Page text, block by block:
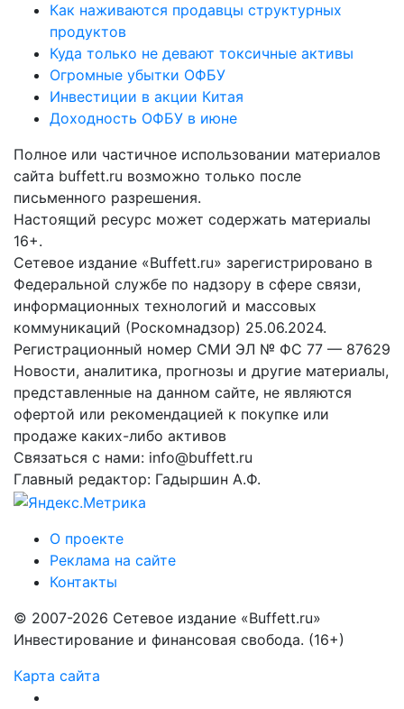
Как наживаются продавцы структурных
продуктов
Куда только не девают токсичные активы
Огромные убытки ОФБУ
Инвестиции в акции Китая
Доходность ОФБУ в июне
Полное или частичное использовании материалов
сайта buffett.ru возможно только после
письменного разрешения.
Настоящий ресурс может содержать материалы
16+.
Сетевое издание «Buffett.ru» зарегистрировано в
Федеральной службе по надзору в сфере связи,
информационных технологий и массовых
коммуникаций (Роскомнадзор) 25.06.2024.
Регистрационный номер СМИ ЭЛ № ФС 77 — 87629
Новости, аналитика, прогнозы и другие материалы,
представленные на данном сайте, не являются
офертой или рекомендацией к покупке или
продаже каких-либо активов
Связаться с нами: info@buffett.ru
Главный редактор: Гадыршин А.Ф.
О проекте
Реклама на сайте
Контакты
© 2007-2026 Сетевое издание «Buffett.ru»
Инвестирование и финансовая свобода. (16+)
Карта сайта